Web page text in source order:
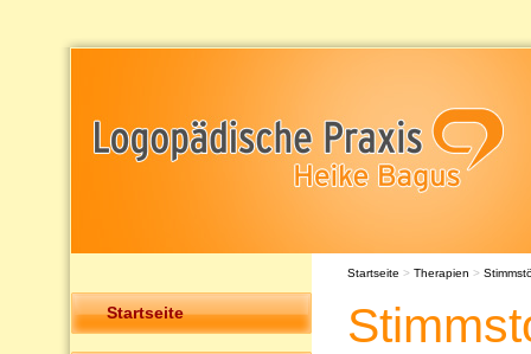
Startseite
Startseite > Therapien >